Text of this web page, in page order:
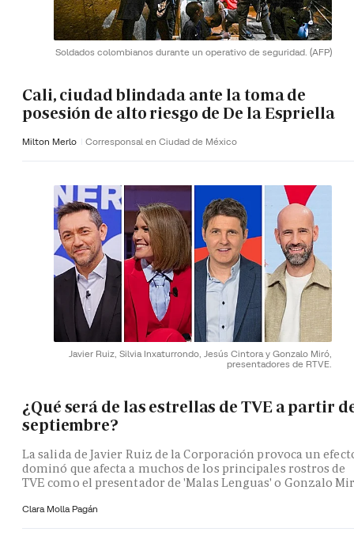
Soldados colombianos durante un operativo de seguridad. (AFP)
Cali, ciudad blindada ante la toma de
posesión de alto riesgo de De la Espriella
Milton Merlo Corresponsal en Ciudad de México
Javier Ruiz, Silvia Inxaturrondo, Jesús Cintora y Gonzalo Miró,
presentadores de RTVE.
¿Qué será de las estrellas de TVE a partir
septiembre?
La salida de Javier Ruiz de la Corporación provoca un
dominó que afecta a muchos de los principales rostros de
TVE como el presentador de 'Malas Lenguas' o Gonzalo
Clara Molla Pagán